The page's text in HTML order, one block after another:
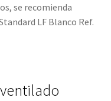
se recomienda
LF Blanco Ref.